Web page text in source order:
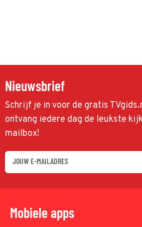
Nieuwsbrief
Schrijf je in voor de gratis
ontvang iedere dag de leukste
mailbox!
Mobiele apps